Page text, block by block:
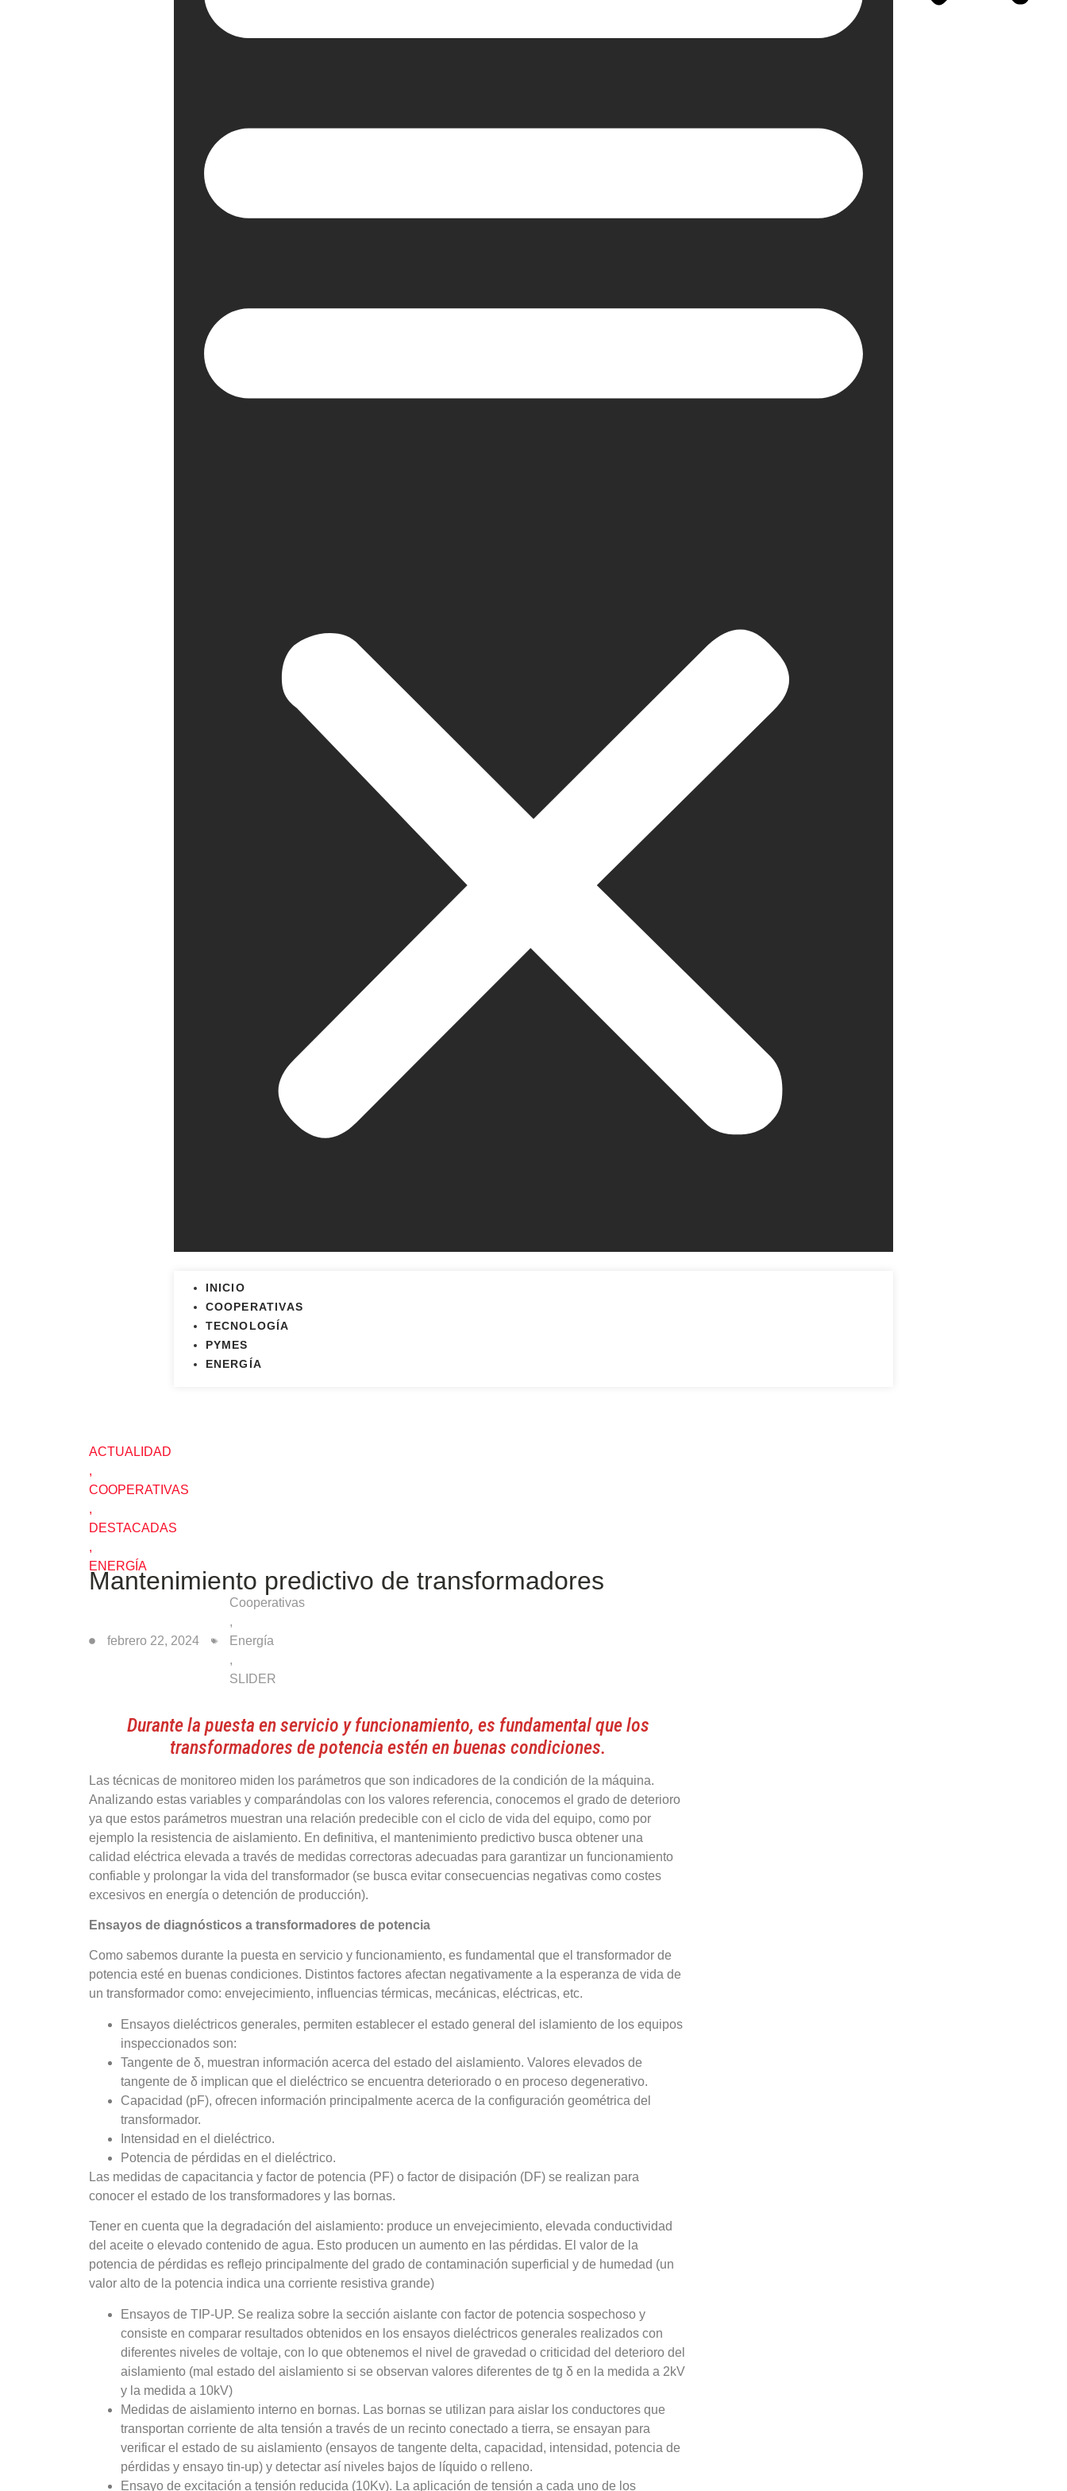
INICIO
COOPERATIVAS
TECNOLOGÍA
PYMES
ENERGÍA
ACTUALIDAD
,
COOPERATIVAS
,
DESTACADAS
,
ENERGÍA
Mantenimiento predictivo de transformadores
febrero 22, 2024
Cooperativas
,
Energía
,
SLIDER
Durante la puesta en servicio y funcionamiento, es fundamental que los
transformadores de potencia estén en buenas condiciones.
Las técnicas de monitoreo miden los parámetros que son indicadores de la condición de la máquina.
Analizando estas variables y comparándolas con los valores referencia, conocemos el grado de deterioro
ya que estos parámetros muestran una relación predecible con el ciclo de vida del equipo, como por
ejemplo la resistencia de aislamiento. En definitiva, el mantenimiento predictivo busca obtener una
calidad eléctrica elevada a través de medidas correctoras adecuadas para garantizar un funcionamiento
confiable y prolongar la vida del transformador (se busca evitar consecuencias negativas como costes
excesivos en energía o detención de producción).
Ensayos de diagnósticos a transformadores de potencia
Como sabemos durante la puesta en servicio y funcionamiento, es fundamental que el transformador de
potencia esté en buenas condiciones. Distintos factores afectan negativamente a la esperanza de vida de
un transformador como: envejecimiento, influencias térmicas, mecánicas, eléctricas, etc.
Ensayos dieléctricos generales, permiten establecer el estado general del islamiento de los equipos
inspeccionados son:
Tangente de δ, muestran información acerca del estado del aislamiento. Valores elevados de
tangente de δ implican que el dieléctrico se encuentra deteriorado o en proceso degenerativo.
Capacidad (pF), ofrecen información principalmente acerca de la configuración geométrica del
transformador.
Intensidad en el dieléctrico.
Potencia de pérdidas en el dieléctrico.
Las medidas de capacitancia y factor de potencia (PF) o factor de disipación (DF) se realizan para
conocer el estado de los transformadores y las bornas.
Tener en cuenta que la degradación del aislamiento: produce un envejecimiento, elevada conductividad
del aceite o elevado contenido de agua. Esto producen un aumento en las pérdidas. El valor de la
potencia de pérdidas es reflejo principalmente del grado de contaminación superficial y de humedad (un
valor alto de la potencia indica una corriente resistiva grande)
Ensayos de TIP-UP. Se realiza sobre la sección aislante con factor de potencia sospechoso y
consiste en comparar resultados obtenidos en los ensayos dieléctricos generales realizados con
diferentes niveles de voltaje, con lo que obtenemos el nivel de gravedad o criticidad del deterioro del
aislamiento (mal estado del aislamiento si se observan valores diferentes de tg δ en la medida a 2kV
y la medida a 10kV)
Medidas de aislamiento interno en bornas. Las bornas se utilizan para aislar los conductores que
transportan corriente de alta tensión a través de un recinto conectado a tierra, se ensayan para
verificar el estado de su aislamiento (ensayos de tangente delta, capacidad, intensidad, potencia de
pérdidas y ensayo tin-up) y detectar así niveles bajos de líquido o relleno.
Ensayo de excitación a tensión reducida (10Kv). La aplicación de tensión a cada uno de los